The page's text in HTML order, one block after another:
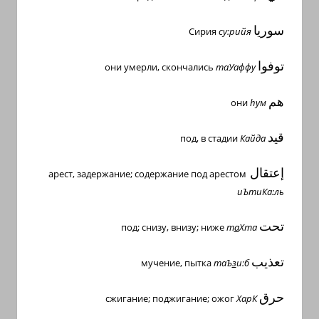
سوريا Сириясу:рийя
توفوا они умерли, скончались таУаффу
هم ониhум
قيد под, в стадииКайда
إعتقال арест, задержание; содержание под арестом
иЪтиКа:ль
تحت под; снизу, внизу; нижетаХта
تعذيب мучение, пыткатаЪзи:б
حرق сжигание; поджигание; ожогХарК